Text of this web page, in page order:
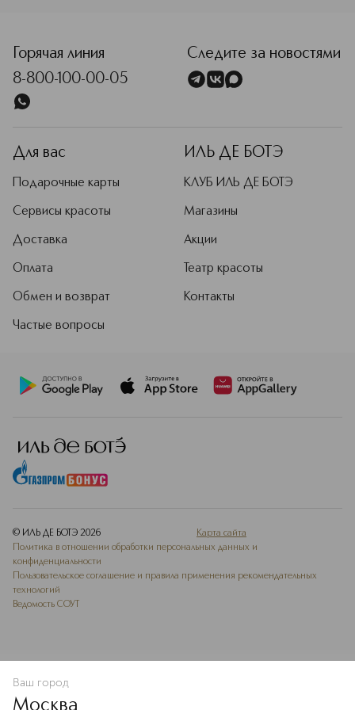
В КОРЗИНУ
Горячая линия
8-800-100-00-05
Следите за новостями
Для вас
Подарочные карты
Сервисы красоты
Доставка
Оплата
Обмен и возврат
Частые вопросы
ИЛЬ ДЕ БОТЭ
КЛУБ ИЛЬ ДЕ БОТЭ
Магазины
Акции
Театр красоты
Контакты
© ИЛЬ ДЕ БОТЭ 2026
Карта сайта
Политика в отношении обработки персональных данных и
конфиденциальности
Пользовательское соглашение и правила применения рекомендательных
технологий
Ведомость СОУТ
Ваш город
Москва